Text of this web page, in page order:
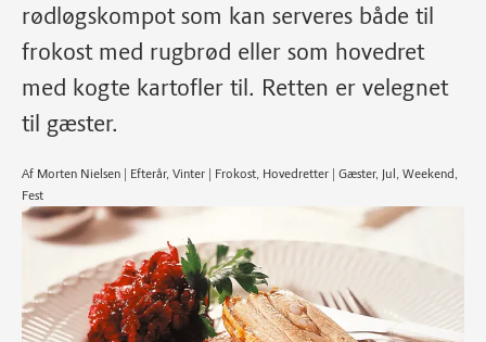
rødløgskompot som kan serveres både til
frokost med rugbrød eller som hovedret
med kogte kartofler til. Retten er velegnet
til gæster.
Af Morten Nielsen | Efterår, Vinter | Frokost, Hovedretter | Gæster, Jul, Weekend,
Fest